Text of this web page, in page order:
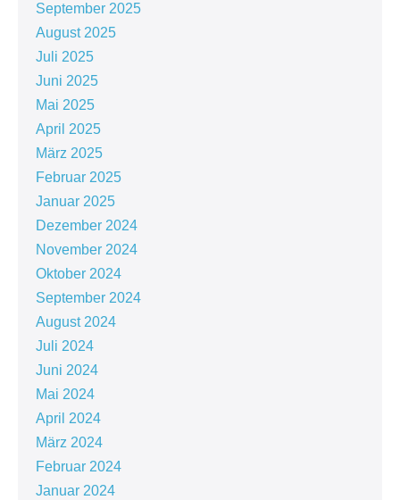
September 2025
August 2025
Juli 2025
Juni 2025
Mai 2025
April 2025
März 2025
Februar 2025
Januar 2025
Dezember 2024
November 2024
Oktober 2024
September 2024
August 2024
Juli 2024
Juni 2024
Mai 2024
April 2024
März 2024
Februar 2024
Januar 2024